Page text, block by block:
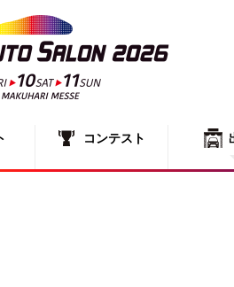
コンテスト
出展者一
展示車両